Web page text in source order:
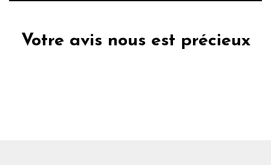
Votre avis nous est précieux